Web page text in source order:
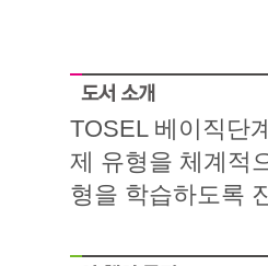
TOSEL 베이직단
제 유형을 체계적
형을 학습하도록